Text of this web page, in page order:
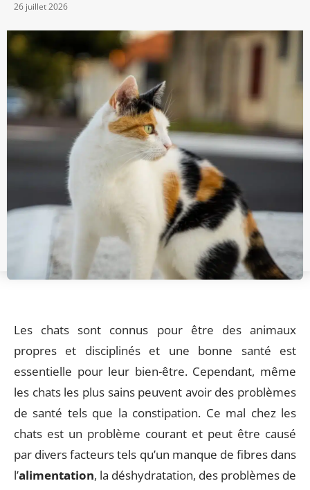
26 juillet 2026
Les chats sont connus pour être des animaux
propres et disciplinés et une bonne santé est
essentielle pour leur bien-être. Cependant, même
les chats les plus sains peuvent avoir des problèmes
de santé tels que la constipation. Ce mal chez les
chats est un problème courant et peut être causé
par divers facteurs tels qu’un manque de fibres dans
l’alimentation, la déshydratation, des problèmes de